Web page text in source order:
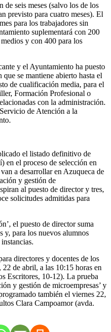
de seis meses (salvo los de los
previsto para cuatro meses). El
para los trabajadores sin
suplementará con 200
y con 400 para los
y el Ayuntamiento ha puesto
se mantiene abierto hasta el
de cualificación media, para el
Formación Profesional o
con la administración.
de Atención a la
el listado definitivo de
en el proceso de selección en
a desarrollar en Azuqueca de
y gestión de
al puesto de director y tres,
solicitudes admitidas para
el puesto de director suma
y, para los nuevos alumnos
directores y docentes de los
22 de abril, a las 10:15 horas en
Escritores, 10-12). La prueba
y gestión de microempresas’ y
también el viernes 22,
Clara Campoamor (avda.